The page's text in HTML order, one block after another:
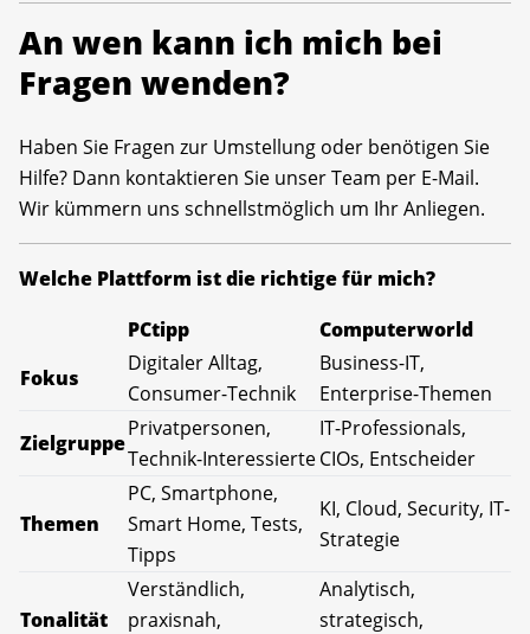
An wen kann ich mich bei
Fragen wenden?
Haben Sie Fragen zur Umstellung oder benötigen Sie
Hilfe? Dann kontaktieren Sie unser Team per E-Mail.
Wir kümmern uns schnellstmöglich um Ihr Anliegen.
Welche Plattform ist die richtige für mich?
PCtipp
Computerworld
Fokus
Digitaler Alltag,
Consumer-Technik
Business-IT,
Enterprise-Themen
Zielgruppe
Privatpersonen,
Technik-Interessierte
IT-Professionals,
CIOs, Entscheider
Themen
PC, Smartphone,
Smart Home, Tests,
Tipps
KI, Cloud, Security, IT-
Strategie
Tonalität
Verständlich,
praxisnah,
Analytisch,
strategisch,